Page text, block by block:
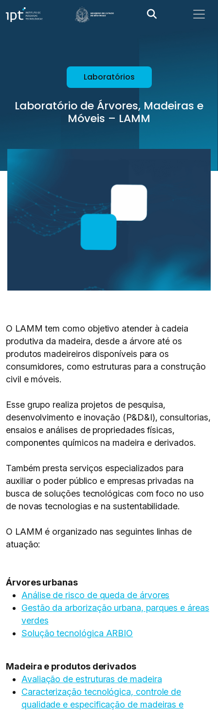
Laboratórios
Laboratório de Árvores, Madeiras e
Móveis – LAMM
O LAMM tem como objetivo atender à cadeia
produtiva da madeira, desde a árvore até os
produtos madeireiros disponíveis para os
consumidores, como estruturas para a construção
civil e móveis.
Esse grupo realiza projetos de pesquisa,
desenvolvimento e inovação (P&D&I), consultorias,
ensaios e análises de propriedades físicas,
componentes químicos na madeira e derivados.
Também presta serviços especializados para
auxiliar o poder público e empresas privadas na
busca de soluções tecnológicas com foco no uso
de novas tecnologias e na sustentabilidade.
O LAMM é organizado nas seguintes linhas de
atuação:
Árvores urbanas
Análise de risco de queda de árvores
Gestão da arborização urbana, parques e áreas
verdes
Solução tecnológica ARBIO
Madeira e produtos derivados
Avaliação de estruturas de madeira
Caracterização tecnológica, controle de
qualidade e especificação de madeiras e